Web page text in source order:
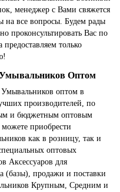
менеджер с Вами свяжется
на все вопросы. Будем рады
проконсультировать Вас по
только
Оптом
оптом в
производителей, по
и бюджетным оптовым
приобрести
как в розницу, так и
оптовых
Аксессуаров для
(базы), продажи и поставки
Крупным, Средним и